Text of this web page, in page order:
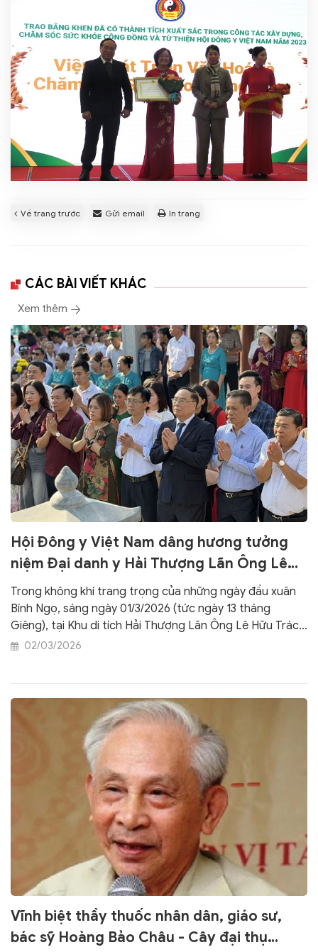
Về trang trước Gửi email In trang
CÁC BÀI VIẾT KHÁC
Xem thêm
Hội Đông y Việt Nam dâng hương tưởng
niệm Đại danh y Hải Thượng Lãn Ông Lê
Hữu Trác tại Hà Tĩnh
Trong không khí trang trọng của những ngày đầu xuân
Bính Ngọ, sáng ngày 01/3/2026 (tức ngày 13 tháng
Giêng), tại Khu di tích Hải Thượng Lãn Ông Lê Hữu Trác
(xã Hương Sơn, tỉnh Hà Tĩnh), Hội Đông y Việt Nam đã
truyền thống của những người làm công tác Y dược học
cổ truyền Việt Nam.
02/03/2026
Vĩnh biệt thầy thuốc nhân dân, giáo sư,
bác sỹ Hoàng Bảo Châu - Cây đại thụ